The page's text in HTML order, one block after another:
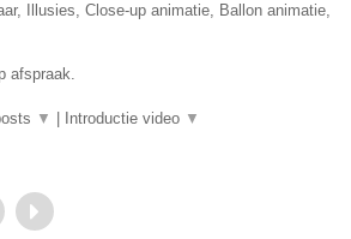
Illusies, Close-up animatie, Ballon animatie,
afspraak.
▼ | Introductie video ▼